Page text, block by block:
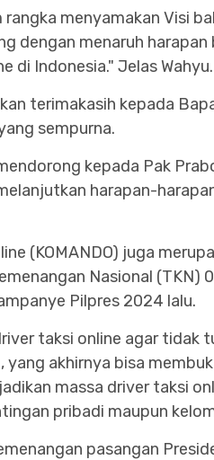
menyamakan Visi
dengan menaruh
di Indonesia." Jelas Wahyu.
terimakasih kepada
sempurna.
kepada Pak
harapan-
(KOMANDO) juga
Nasional (TKN)
Pilpres 2024 lalu.
taksi online agar tidak
akhirnya bisa
massa driver taksi
pribadi maupun
pasangan